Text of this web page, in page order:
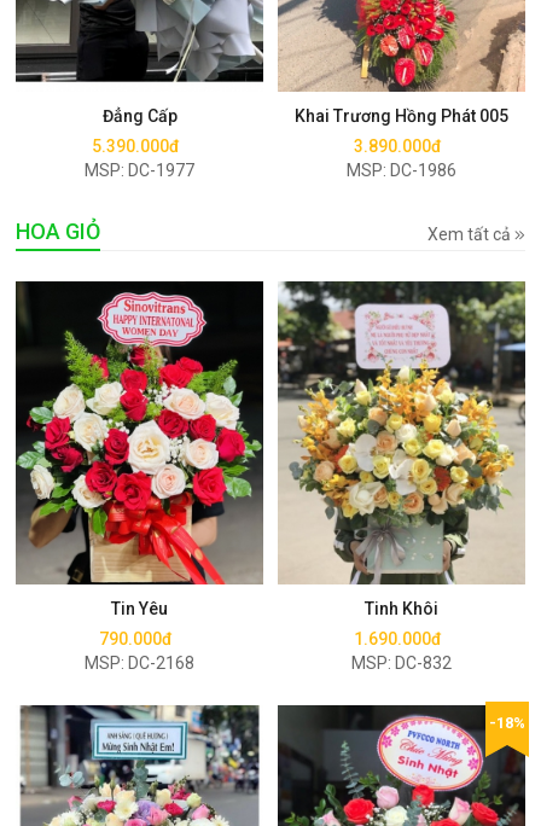
Đẳng Cấp
5.390.000đ
MSP: DC-1977
Mua ngay
Khai Trương Hồng Phát 005
3.890.000đ
MSP: DC-1986
Mua ngay
HOA GIỎ Xem tất cả
Tin Yêu
790.000đ
MSP: DC-2168
Mua ngay
Tinh Khôi
1.690.000đ
MSP: DC-832
Mua ngay
-18%